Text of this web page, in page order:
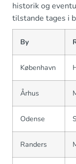
historik og
tilstande tages i
By
København
Århus
Odense
Randers